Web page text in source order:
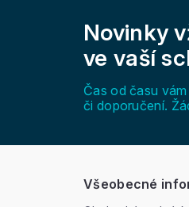
Novinky
ve vaší
Čas od času
či doporučení.
Všeobecné